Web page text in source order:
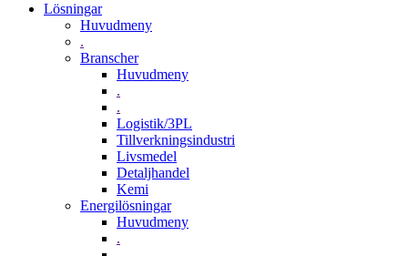
Lösningar
Huvudmeny
.
Branscher
Huvudmeny
.
.
Logistik/3PL
Tillverkningsindustri
Livsmedel
Detaljhandel
Kemi
Energilösningar
Huvudmeny
.